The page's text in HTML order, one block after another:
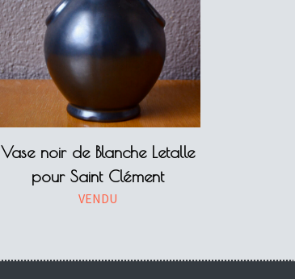
Vase noir de Blanche Letalle
pour Saint Clément
VENDU